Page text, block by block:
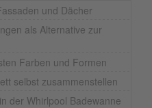
und Dächer
als Alternative zur
Farben und Formen
selbst zusammenstellen
der Whirlpool Badewanne